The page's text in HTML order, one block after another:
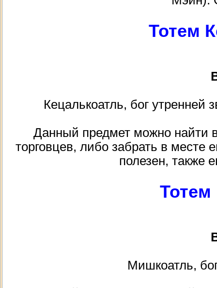
Тотем
Кецалькоатль, бог утренней
Данный предмет можно найти
торговцев, либо забрать в
полезен, также
Мишкоатль,